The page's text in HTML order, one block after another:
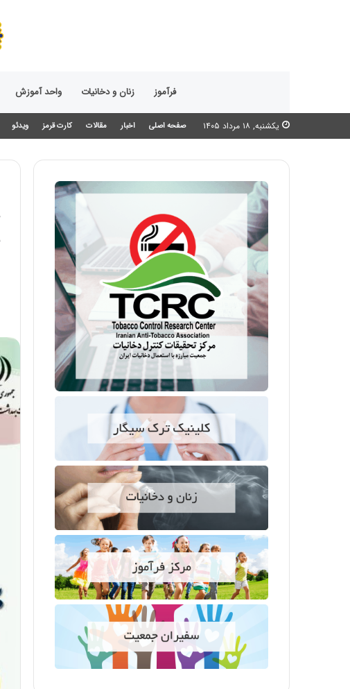
فرآموز زنان و دخانیات واحد آموزش
یکشنبه, ۱۸ مرداد ۱۴۰۵ صفحه اصلی اخبار مقالات کارت قرمز ویدئو